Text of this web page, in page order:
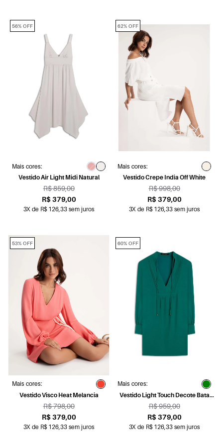
Mais cores:
Vestido Air Light Midi Natural
R$ 859,00
R$ 379,00
3X de R$ 126,33 sem juros
56% OFF
Mais cores:
Vestido Crepe India Off White
R$ 998,00
R$ 379,00
3X de R$ 126,33 sem juros
62% OFF
Mais cores:
Vestido Visco Heat Melancia
R$ 798,00
R$ 379,00
3X de R$ 126,33 sem juros
53% OFF
Mais cores:
Vestido Light Touch Decote Bata
Verde Bandeira
R$ 959,00
R$ 379,00
3X de R$ 126,33 sem juros
60% OFF